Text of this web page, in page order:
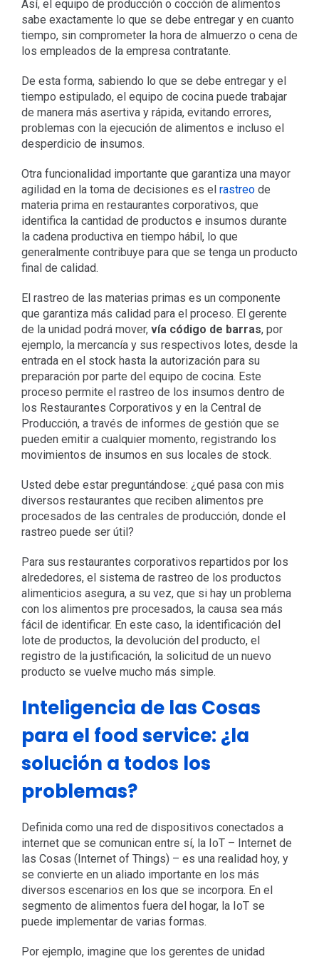
Así, el equipo de producción o cocción de alimentos
sabe exactamente lo que se debe entregar y en cuanto
tiempo, sin comprometer la hora de almuerzo o cena de
los empleados de la empresa contratante.
De esta forma, sabiendo lo que se debe entregar y el
tiempo estipulado, el equipo de cocina puede trabajar
de manera más asertiva y rápida, evitando errores,
problemas con la ejecución de alimentos e incluso el
desperdicio de insumos.
Otra funcionalidad importante que garantiza una mayor
agilidad en la toma de decisiones es elrastreode
materia prima en restaurantes corporativos, que
identifica la cantidad de productos e insumos durante
la cadena productiva en tiempo hábil, lo que
generalmente contribuye para que se tenga un producto
final de calidad.
El rastreo de las materias primas es un componente
que garantiza más calidad para el proceso. El gerente
de la unidad podrá mover, vía código de barras, por
ejemplo, la mercancía y sus respectivos lotes, desde la
entrada en el stock hasta la autorización para su
preparación por parte del equipo de cocina. Este
proceso permite el rastreo de los insumos dentro de
los Restaurantes Corporativos y en la Central de
Producción, a través de informes de gestión que se
pueden emitir a cualquier momento, registrando los
movimientos de insumos en sus locales de stock.
Usted debe estar preguntándose: ¿qué pasa con mis
diversos restaurantes que reciben alimentos pre
procesados ​​de las centrales de producción, donde el
rastreo puede ser útil?
Para sus restaurantes corporativos repartidos por los
alrededores, el sistema de rastreo de los productos
alimenticios asegura, a su vez, que si hay un problema
con los alimentos pre procesados, la causa sea más
fácil de identificar. En este caso, la identificación del
lote de productos, la devolución del producto, el
registro de la justificación, la solicitud de un nuevo
producto se vuelve mucho más simple.
Inteligencia de las Cosas
para el food service: ¿la
solución a todos los
problemas?
Definida como una red de dispositivos conectados a
internet que se comunican entre sí, la IoT – Internet de
las Cosas (Internet of Things) – es una realidad hoy, y
se convierte en un aliado importante en los más
diversos escenarios en los que se incorpora. En el
segmento de alimentos fuera del hogar, la IoT se
puede implementar de varias formas.
Por ejemplo, imagine que los gerentes de unidad